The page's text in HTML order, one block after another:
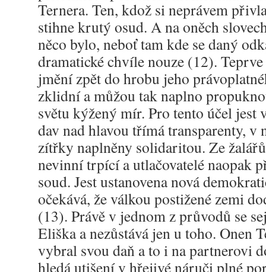
Ternera. Ten, kdož si neprávem
stihne krutý osud. A na oněch
něco bylo, neboť tam kde se daný
dramatické chvíle nouze (12).
jmění zpět do hrobu jeho
zklidní a můžou tak naplno
světu kýžený mír. Pro tento účel
dav nad hlavou třímá transparenty, v
zítřky naplněny solidaritou. Ze
nevinní trpící a utlačovatelé naopak
soud. Jest ustanovena nová
očekává, že válkou postižené zemi
(13). Právě v jednom z průvodů se
Eliška a nezůstává jen u toho. Onen
vybral svou daň a to i na partnerovi
hledá utišení v hřejivé náruči plné